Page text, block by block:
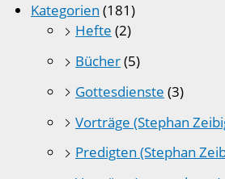
Kategorien (181)
Hefte (2)
Bücher(5)
Gottesdienste (3)
Vorträge (Stephan
Predigten (Stephan